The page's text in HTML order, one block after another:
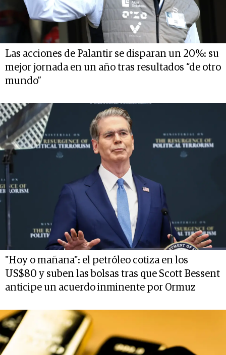
Las acciones de Palantir se disparan un 20%: su
mejor jornada en un año tras resultados “de otro
mundo”
"Hoy o mañana": el petróleo cotiza en los
US$80 y suben las bolsas tras que Scott Bessent
anticipe un acuerdo inminente por Ormuz